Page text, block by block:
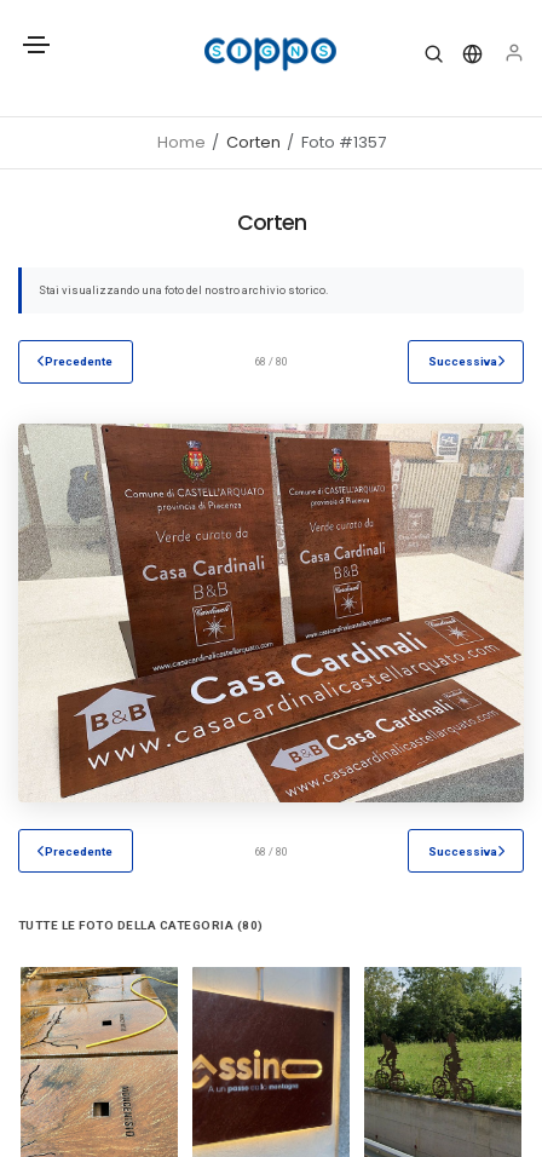
Home Corten Foto #1357
Corten
Stai visualizzando una foto del nostro archivio storico.
Precedente 68 / 80 Successiva
Precedente 68 / 80 Successiva
TUTTE LE FOTO DELLA CATEGORIA (80)